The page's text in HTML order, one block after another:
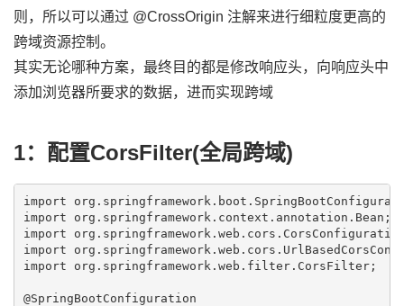
则，所以可以通过 @CrossOrigin 注解来进行细粒度更高的
跨域资源控制。
其实无论哪种方案，最终目的都是修改响应头，向响应头中
添加浏览器所要求的数据，进而实现跨域
1：配置CorsFilter(全局跨域)
import
import org.springframework.context.annotation.Bean;
import
import
import org.springframework.web.filter.CorsFilter;
@SpringBootConfiguration